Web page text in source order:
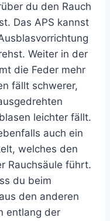
du den Rauch
Das APS kannst
Weiter in der
die Feder mehr
fällt schwerer,
leichter fällt.
auch ein
welches den
Rauchsäule führt.
du beim
den anderen
entlang der